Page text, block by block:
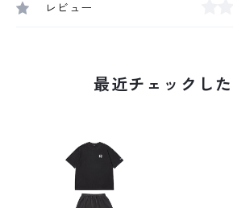
レビュー
最近チェックし